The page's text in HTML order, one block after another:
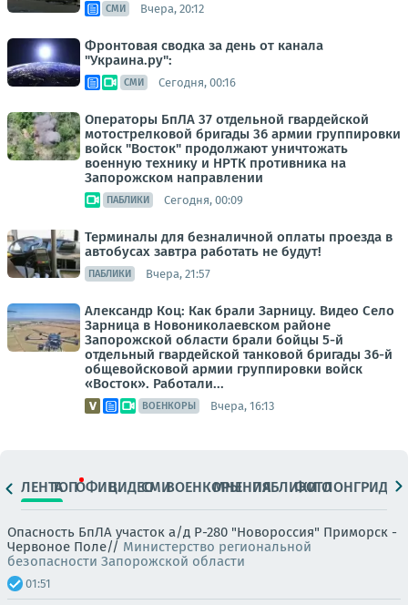
СМИ Вчера, 20:12
Фронтовая сводка за день от канала
"Украина.ру":
СМИ Сегодня, 00:16
Операторы БпЛА 37 отдельной гвардейской
мотострелковой бригады 36 армии группировки
войск "Восток" продолжают уничтожать
военную технику и НРТК противника на
Запорожском направлении
ПАБЛИКИ Сегодня, 00:09
Терминалы для безналичной оплаты проезда в
автобусах завтра работать не будут!
ПАБЛИКИ Вчера, 21:57
Александр Коц: Как брали Зарницу. Видео Село
Зарница в Новониколаевском районе
Запорожской области брали бойцы 5-й
отдельный гвардейской танковой бригады 36-й
общевойсковой армии группировки войск
«Восток». Работали...
ВОЕНКОРЫ Вчера, 16:13
ЛЕНТАТОПОФИЦ.ВИДЕОСМИВОЕНКОРЫМНЕНИЯПАБЛИКИ
ФОТОЛОНГРИДЫ
Опасность БпЛА участок а/д Р-280 "Новороссия" Приморск -
Червоное Поле// Министерство региональной
безопасности Запорожской области
01:51